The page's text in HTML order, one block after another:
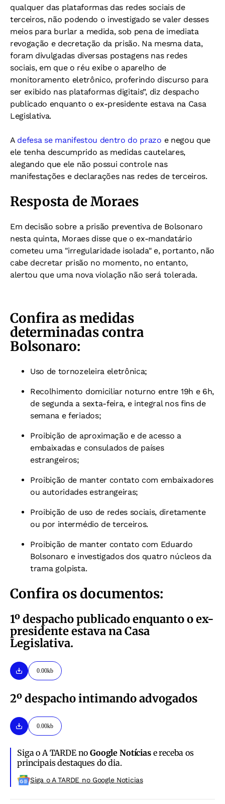
qualquer das plataformas das redes sociais de
terceiros, não podendo o investigado se valer desses
meios para burlar a medida, sob pena de imediata
revogação e decretação da prisão. Na mesma data,
foram divulgadas diversas postagens nas redes
sociais, em que o réu exibe o aparelho de
monitoramento eletrônico, proferindo discurso para
ser exibido nas plataformas digitais”, diz despacho
publicado enquanto o ex-presidente estava na Casa
Legislativa.
A defesa se manifestou dentro do prazo e negou que
ele tenha descumprido as medidas cautelares,
alegando que ele não possui controle nas
manifestações e declarações nas redes de terceiros.
Resposta de Moraes
Em decisão sobre a prisão preventiva de Bolsonaro
nesta quinta, Moraes disse que o ex-mandatário
cometeu uma "irregularidade isolada" e, portanto, não
cabe decretar prisão no momento, no entanto,
alertou que uma nova violação não será tolerada.
Confira as medidas
determinadas contra
Bolsonaro:
Uso de tornozeleira eletrônica;
Recolhimento domiciliar noturno entre 19h e 6h,
de segunda a sexta-feira, e integral nos fins de
semana e feriados;
Proibição de aproximação e de acesso a
embaixadas e consulados de países
estrangeiros;
Proibição de manter contato com embaixadores
ou autoridades estrangeiras;
Proibição de uso de redes sociais, diretamente
ou por intermédio de terceiros.
Proibição de manter contato com Eduardo
Bolsonaro e investigados dos quatro núcleos da
trama golpista.
Confira os documentos:
1ºdespacho publicado enquanto o ex-
presidente estava na Casa
Legislativa.
0.00kb
2ºdespacho intimando advogados
0.00kb
Siga o A TARDE noGoogle Notíciase receba os
principais destaques do dia.
Siga o A TARDE no Google Noticias